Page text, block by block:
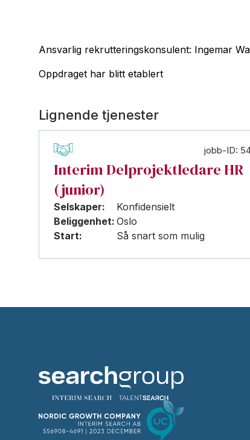
Ansvarlig rekrutteringskonsulent: Ingemar
Oppdraget har blitt etablert
Lignende tjenester
jobb-ID:
Interim Delprojektledare HR
(junior)
Selskaper:
Konfidensielt
Beliggenhet: Oslo
Start:
Så snart som mulig